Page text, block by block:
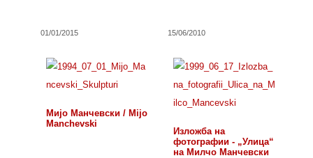
01/01/2015 15/06/2010
Мијо Манчевски / Mijo
Manchevski
Изложба на
фотографии - „Улица“
на Милчо Манчевски